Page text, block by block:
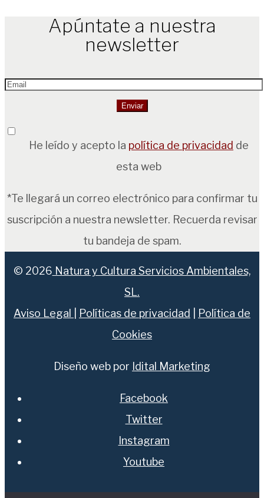
Apúntate a nuestra
newsletter
He leído y acepto la política de privacidad de
esta web
*Te llegará un correo electrónico para confirmar tu
suscripción a nuestra newsletter. Recuerda revisar
tu bandeja de spam.
© 2026 Natura y Cultura Servicios Ambientales,
SL.
Aviso Legal
Políticas de privacidad
Política de
Cookies
Diseño web por Idital Marketing
Facebook
Twitter
Instagram
Youtube